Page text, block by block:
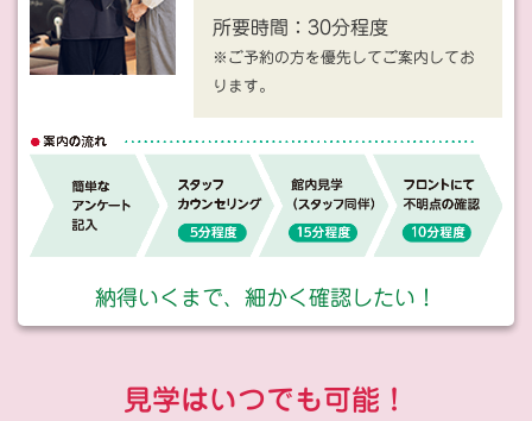
所要時間： 30分程度
※ご予約の方を優先してご案内してお
ります。
納得いくまで、細かく確認したい！
見学はいつでも可能！